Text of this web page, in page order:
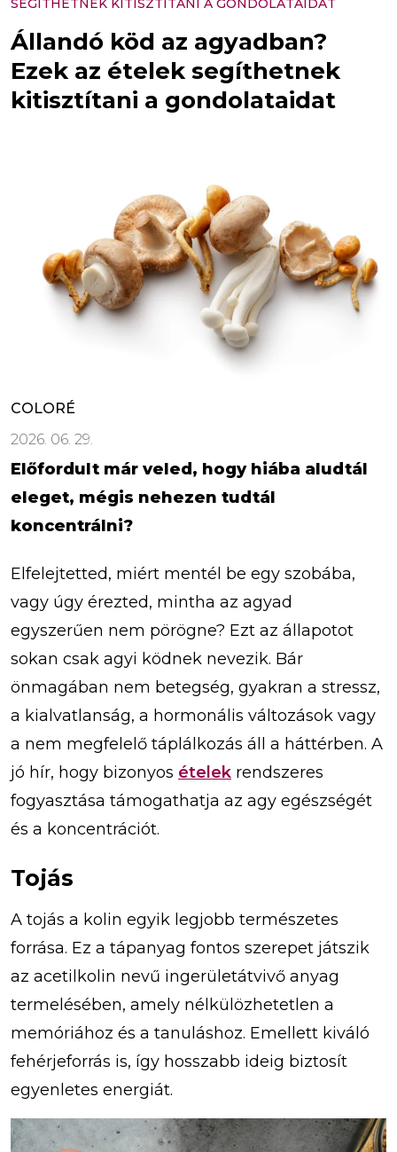
SEGÍTHETNEK KITISZTÍTANI A GONDOLATAIDAT
Állandó köd az agyadban?
Ezek az ételek segíthetnek
kitisztítani a gondolataidat
COLORÉ
2026. 06. 29.
Előfordult már veled, hogy hiába aludtál
eleget, mégis nehezen tudtál
koncentrálni?
Elfelejtetted, miért mentél be egy szobába,
vagy úgy érezted, mintha az agyad
egyszerűen nem pörögne? Ezt az állapotot
sokan csak agyi ködnek nevezik. Bár
önmagában nem betegség, gyakran a stressz,
a kialvatlanság, a hormonális változások vagy
a nem megfelelő táplálkozás áll a háttérben. A
jó hír, hogy bizonyos ételek rendszeres
fogyasztása támogathatja az agy egészségét
és a koncentrációt.
Tojás
A tojás a kolin egyik legjobb természetes
forrása. Ez a tápanyag fontos szerepet játszik
az acetilkolin nevű ingerületátvivő anyag
termelésében, amely nélkülözhetetlen a
memóriához és a tanuláshoz. Emellett kiváló
fehérjeforrás is, így hosszabb ideig biztosít
egyenletes energiát.